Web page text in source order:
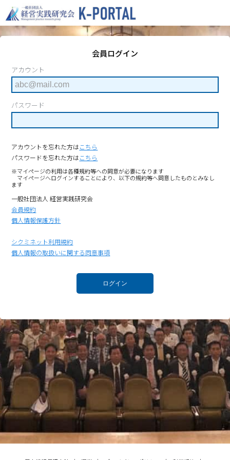
会員ログイン
アカウント
パスワード
アカウントを忘れた方はこちら
パスワードを忘れた方はこちら
※マイページの利用は各種規約等への同意が必要になります
マイページへログインすることにより、以下の規約等へ同意したものとみなし
ます
一般社団法人 経営実践研究会
会員規約
個人情報保護方針
シクミネット利用規約
個人情報の取扱いに関する同意事項
ログイン